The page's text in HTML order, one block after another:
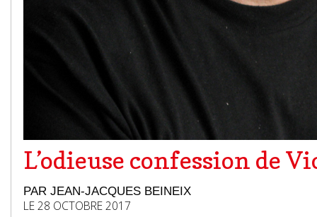
L’odieuse confession de
PAR JEAN-JACQUES BEINEIX
LE 28 OCTOBRE 2017